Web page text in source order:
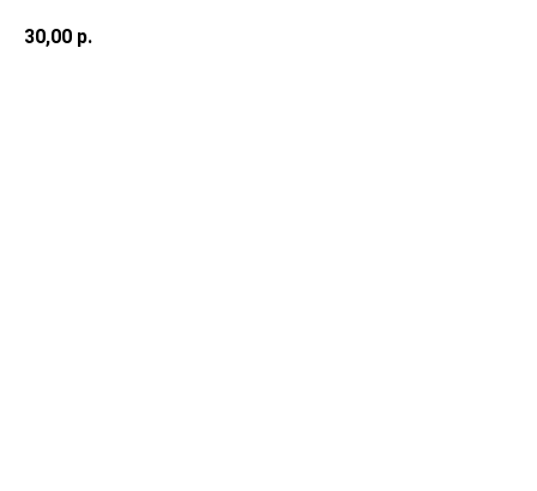
30,00 р.